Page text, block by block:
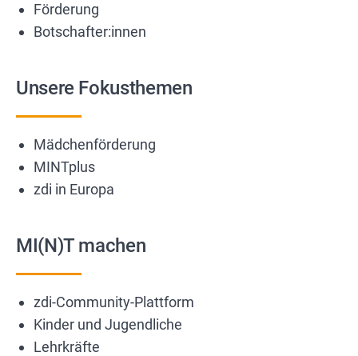
Förderung
Botschafter:innen
Unsere Fokusthemen
Mädchenförderung
MINTplus
zdi in Europa
MI(N)T machen
zdi-Community-Plattform
Kinder und Jugendliche
Lehrkräfte